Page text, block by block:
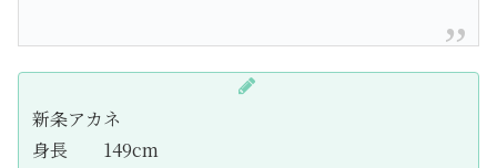
新条アカネ
身長 149cm